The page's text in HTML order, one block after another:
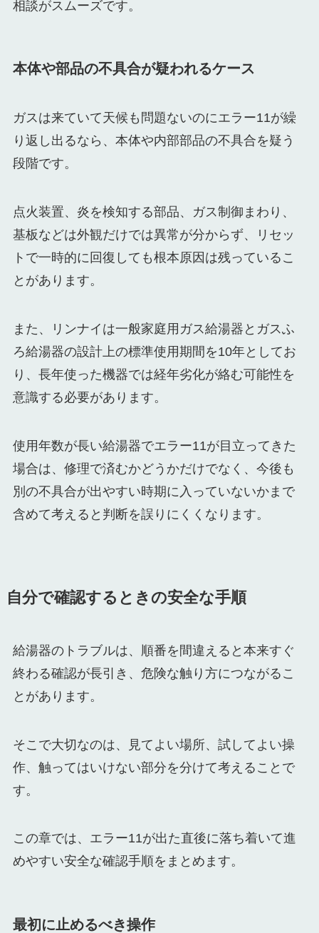
相談がスムーズです。
本体や部品の不具合が疑われるケース
ガスは来ていて天候も問題ないのにエラー11が繰
り返し出るなら、本体や内部部品の不具合を疑う
段階です。
点火装置、炎を検知する部品、ガス制御まわり、
基板などは外観だけでは異常が分からず、リセッ
トで一時的に回復しても根本原因は残っているこ
とがあります。
また、リンナイは一般家庭用ガス給湯器とガスふ
ろ給湯器の設計上の標準使用期間を10年としてお
り、長年使った機器では経年劣化が絡む可能性を
意識する必要があります。
使用年数が長い給湯器でエラー11が目立ってきた
場合は、修理で済むかどうかだけでなく、今後も
別の不具合が出やすい時期に入っていないかまで
含めて考えると判断を誤りにくくなります。
自分で確認するときの安全な手順
給湯器のトラブルは、順番を間違えると本来すぐ
終わる確認が長引き、危険な触り方につながるこ
とがあります。
そこで大切なのは、見てよい場所、試してよい操
作、触ってはいけない部分を分けて考えることで
す。
この章では、エラー11が出た直後に落ち着いて進
めやすい安全な確認手順をまとめます。
最初に止めるべき操作